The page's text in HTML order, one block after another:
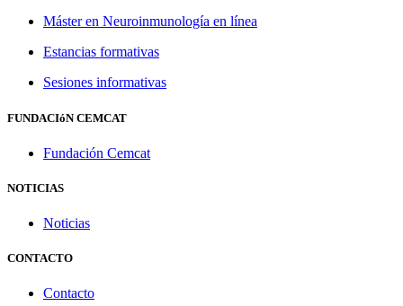
Máster en Neuroinmunología en línea
Estancias formativas
Sesiones informativas
FUNDACIóN CEMCAT
Fundación Cemcat
NOTICIAS
Noticias
CONTACTO
Contacto